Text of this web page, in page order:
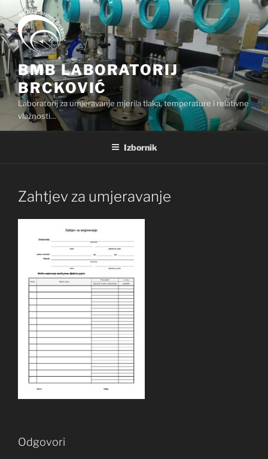
Preskoči
na
sadržaj
BMB LABORATORIJ
BRCKOVIĆ
Laboratorij za umjeravanje mjerila tlaka, temperature i relativne
vlažnosti…
Izbornik
Zahtjev za umjeravanje
Odgovori